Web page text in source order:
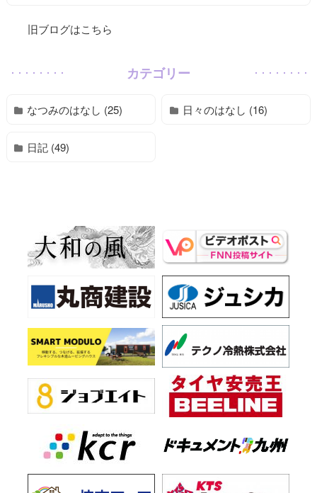
旧ブログはこちら
カテゴリー
なつみのはなし (25) 日々のはなし (16)
日記 (49)